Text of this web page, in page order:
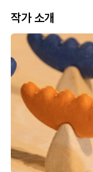
작가 소개